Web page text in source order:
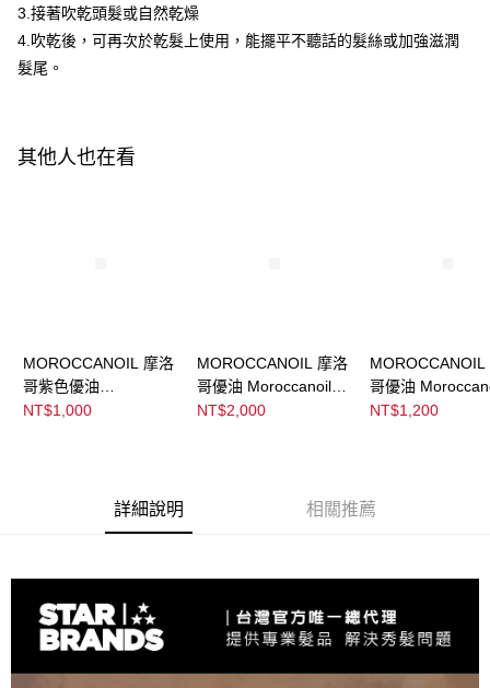
後付繳納相關費用。
※ 交易是否成功請以「AFTEE先享後付 」之結帳頁面顯示為準，若有關於
是否繳費成功／繳費後需取消欲退款等相關疑問，請聯繫「AFTEE先享後付
客戶支援中心」
易，需依本服務之必要範圍內提供個人資料，並將交易相關給付款項請求債
權轉讓予恩沛科技股份有限公司。
恩沛科技股份有限公司將有權停止該用戶之使用額度並採取法律行動。
每筆NT$120，滿NT$3,000(含以上)免運費
宅配-離島
3.接著吹乾頭髮或自然乾燥
4.吹乾後，可再次於乾髮上使用，能擺平不聽話的髮絲或加強滋潤
髮尾。
其他人也在看
MOROCCANOIL 摩洛
哥紫色優油
Moroccanoil
NT$1,000
MOROCCANOIL 摩洛
哥優油 Moroccanoil
Treatment
NT$2,000
MOROCCANOIL
哥優油
Treatment
NT$1,200
詳細說明 相關推薦